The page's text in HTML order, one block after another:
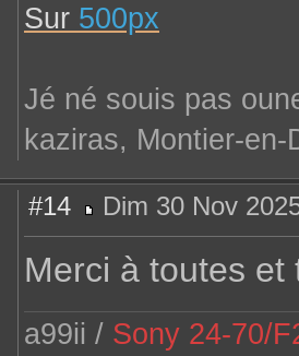
Sur 500px
Jé né souis pas
kaziras, Montier-en-
#14
e
Dim 30 Nov
Merci à toutes
a99ii / Sony 24-70/